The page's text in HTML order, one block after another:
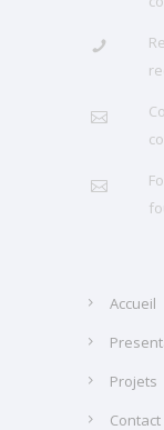
Accueil
Projets
Contact